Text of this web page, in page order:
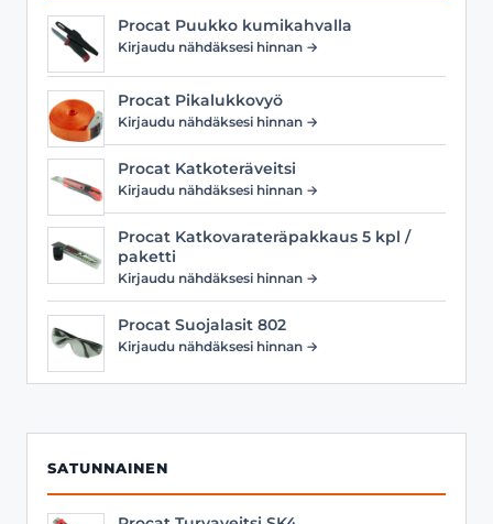
Procat Puukko kumikahvalla
Kirjaudu nähdäksesi hinnan →
Procat Pikalukkovyö
Kirjaudu nähdäksesi hinnan →
Procat Katkoteräveitsi
Kirjaudu nähdäksesi hinnan →
Procat Katkovarateräpakkaus 5 kpl /
paketti
Kirjaudu nähdäksesi hinnan →
Procat Suojalasit 802
Kirjaudu nähdäksesi hinnan →
SATUNNAINEN